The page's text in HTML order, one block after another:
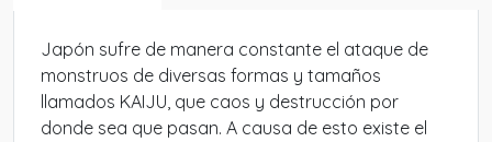
Japón sufre de manera constante el ataque de
monstruos de diversas formas y tamaños
llamados KAIJU, que caos y destrucción por
donde sea que pasan. A causa de esto existe el